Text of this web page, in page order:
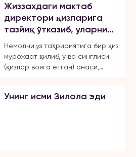
Жиззахдаги мактаб
директори қизларига
тазйиқ ўтказиб, уларни
мажбурлаб турмушга
чиқарган, ўқиш,
ишлашдан маҳрум қилган
Немолчи.уз таҳририятига бир қиз
мурожаат қилиб, у ва синглиси
(қизлар вояга етган) онаси,
Хасанова томонидан бир неча
Унинг исми Зилола эди